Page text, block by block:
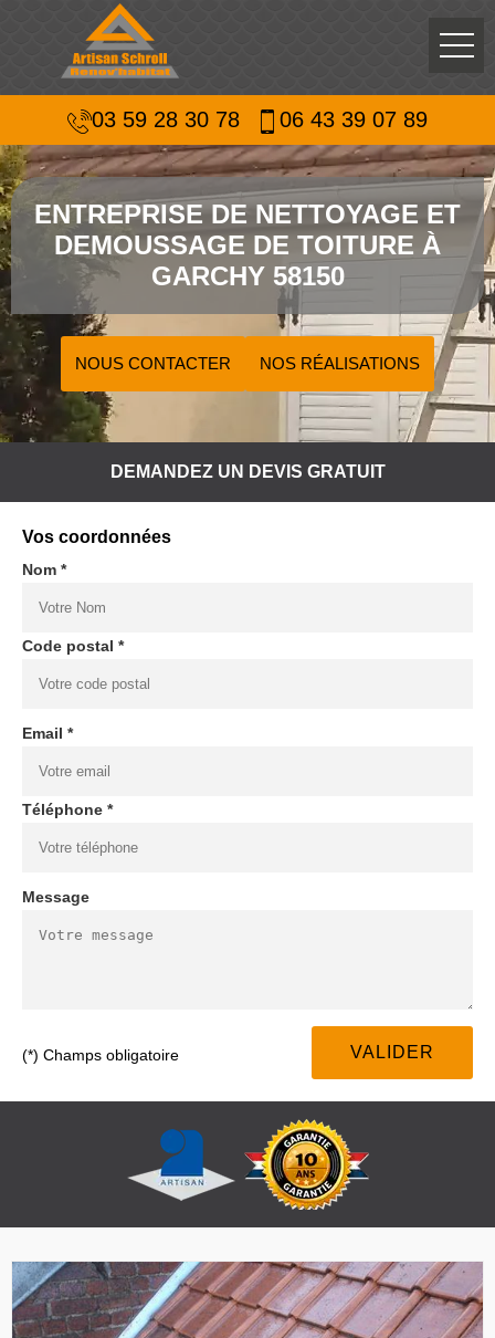
03 59 28 30 78 06 43 39 07 89
ENTREPRISE DE NETTOYAGE ET
DEMOUSSAGE DE TOITURE À
GARCHY 58150
NOUS CONTACTER NOS RÉALISATIONS
DEMANDEZ UN DEVIS GRATUIT
Vos coordonnées
Nom *
Code postal *
Email *
Téléphone *
Message
(*) Champs obligatoire